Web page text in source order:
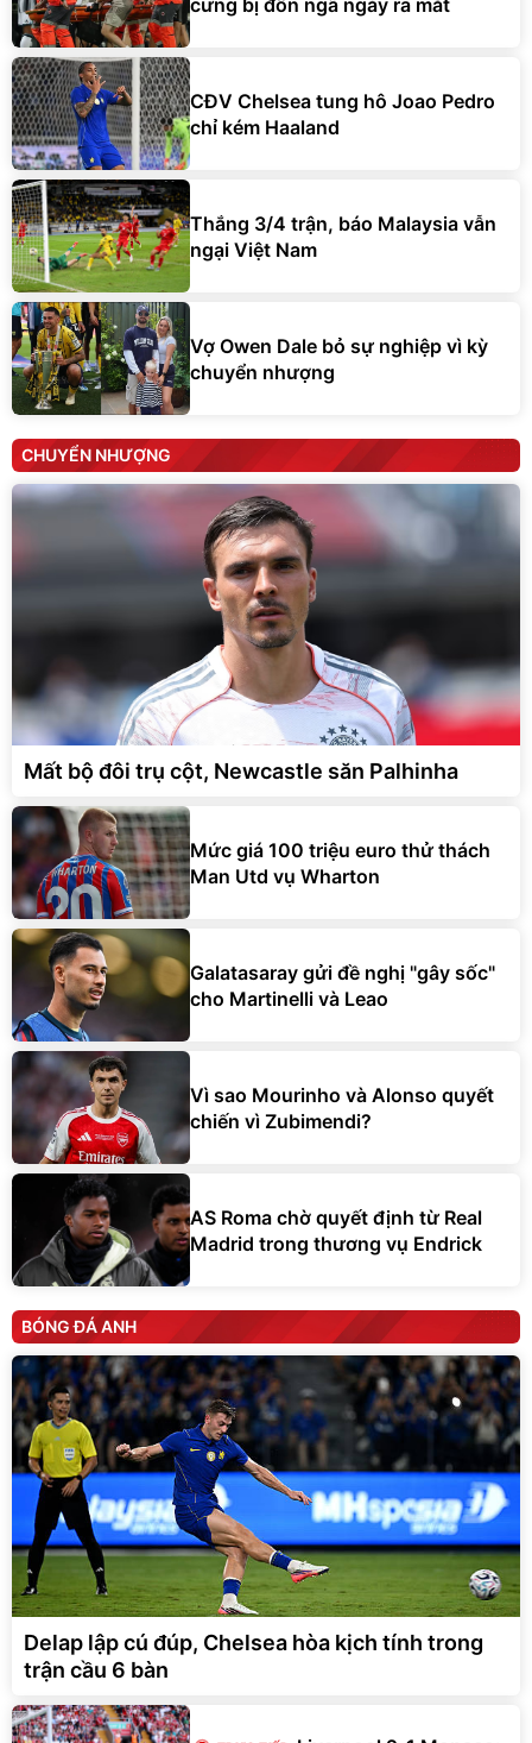
CĐV Chelsea tung hô Joao Pedro
chỉ kém Haaland
Thắng 3/4 trận, báo Malaysia vẫn
ngại Việt Nam
Vợ Owen Dale bỏ sự nghiệp vì kỳ
chuyển nhượng
CHUYỂN NHƯỢNG
Mất bộ đôi trụ cột, Newcastle săn Palhinha
Mức giá 100 triệu euro thử thách
Man Utd vụ Wharton
Galatasaray gửi đề nghị "gây sốc"
cho Martinelli và Leao
Vì sao Mourinho và Alonso quyết
chiến vì Zubimendi?
AS Roma chờ quyết định từ Real
Madrid trong thương vụ Endrick
BÓNG ĐÁ ANH
Delap lập cú đúp, Chelsea hòa kịch tính trong
trận cầu 6 bàn